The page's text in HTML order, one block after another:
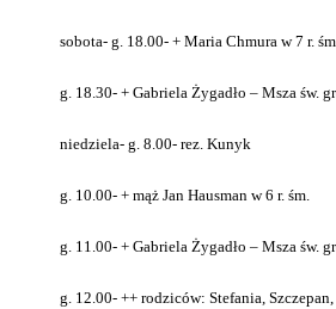
sobota- g. 18.00- + Maria Chmura w 7 r.
g. 18.30- + Gabriela Żygadło – Msza św.
niedziela- g. 8.00- rez. Kunyk
g. 10.00- + mąż Jan Hausman w 6 r. śm.
g. 11.00- + Gabriela Żygadło – Msza św.
g. 12.00- ++ rodziców: Stefania,